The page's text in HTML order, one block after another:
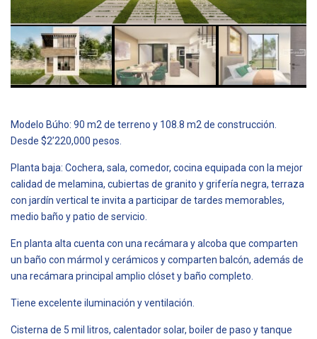
Modelo Búho: 90 m2 de terreno y 108.8 m2 de construcción.
Desde $2’220,000 pesos.
Planta baja: Cochera, sala, comedor, cocina equipada con la mejor
calidad de melamina, cubiertas de granito y grifería negra, terraza
con jardín vertical te invita a participar de tardes memorables,
medio baño y patio de servicio.
En planta alta cuenta con una recámara y alcoba que comparten
un baño con mármol y cerámicos y comparten balcón, además de
una recámara principal amplio clóset y baño completo.
Tiene excelente iluminación y ventilación.
Cisterna de 5 mil litros, calentador solar, boiler de paso y tanque